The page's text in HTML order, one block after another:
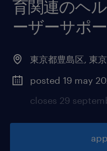
育関連のヘ
ーザーサポ
東京都豊島区, 東
posted 19 may
closes 29